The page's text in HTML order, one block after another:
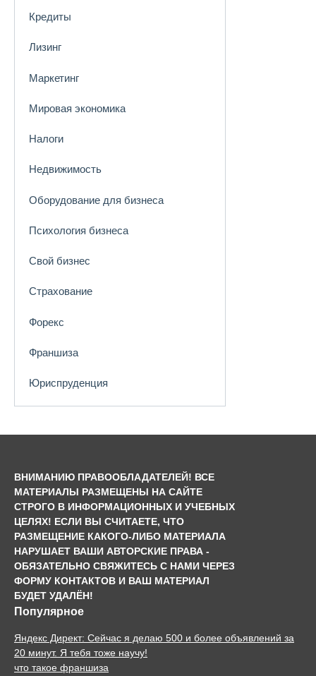
Кредиты
Лизинг
Маркетинг
Мировая экономика
Налоги
Недвижимость
Оборудование для бизнеса
Психология бизнеса
Свой бизнес
Страхование
Форекс
Франшиза
Юриспруденция
ВНИМАНИЮ ПРАВООБЛАДАТЕЛЕЙ! ВСЕ
МАТЕРИАЛЫ РАЗМЕЩЕНЫ НА САЙТЕ
СТРОГО В ИНФОРМАЦИОННЫХ И УЧЕБНЫХ
ЦЕЛЯХ! ЕСЛИ ВЫ СЧИТАЕТЕ, ЧТО
РАЗМЕЩЕНИЕ КАКОГО-ЛИБО МАТЕРИАЛА
НАРУШАЕТ ВАШИ АВТОРСКИЕ ПРАВА -
ОБЯЗАТЕЛЬНО СВЯЖИТЕСЬ С НАМИ ЧЕРЕЗ
ФОРМУ КОНТАКТОВ И ВАШ МАТЕРИАЛ
БУДЕТ УДАЛЁН!
Популярное
Яндекс Директ: Сейчас я делаю 500 и более объявлений за
20 минут. Я тебя тоже научу!
что такое франшиза